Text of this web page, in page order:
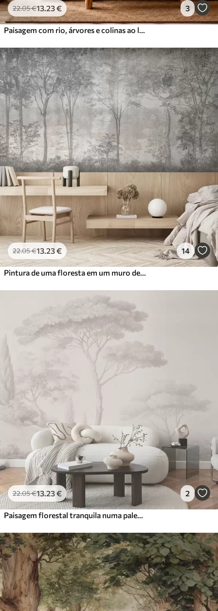
22.05€13.23€ 3
Paisagem com rio, árvores e colinas ao longe
22.05€13.23€ 14
Pintura de uma floresta em um muro de pedra
22.05€13.23€ 2
Paisagem florestal tranquila numa paleta de cores bege